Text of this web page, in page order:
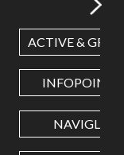
ACTIVE &
INFOPOINT
NAVIGLI